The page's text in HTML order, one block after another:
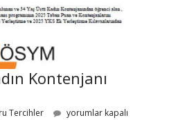
Kontenjanı
Tercihler yorumlar kapalı